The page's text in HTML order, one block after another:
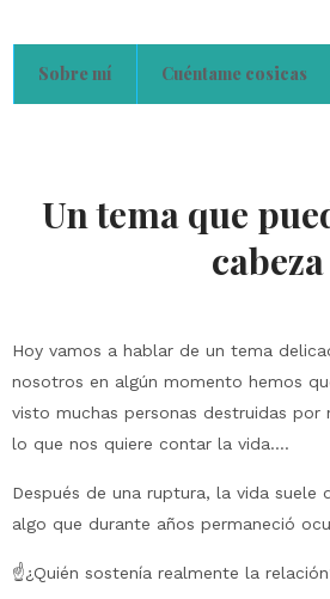
Sobre mí Cuéntame cosicas
Un tema que
cabeza
Hoy vamos a hablar de un tema
nosotros en algún momento hemos
visto muchas personas destruidas por
lo que nos quiere contar la vida….
Después de una ruptura, la vida suele
algo que durante años permaneció
☝️¿Quién sostenía realmente la